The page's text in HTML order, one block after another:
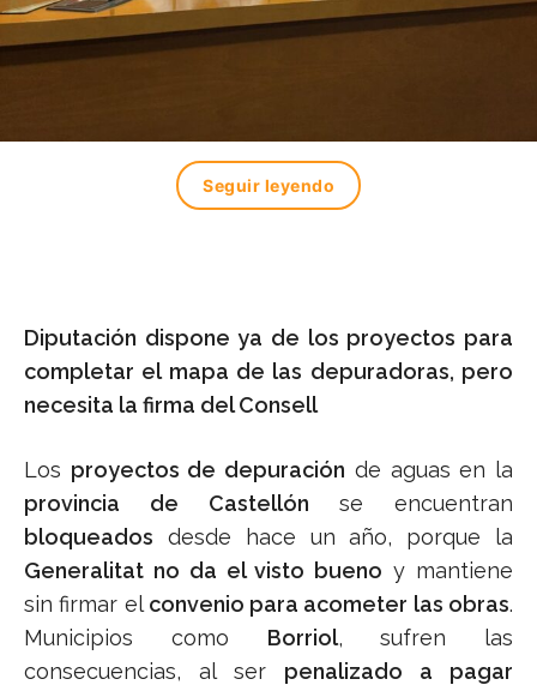
Seguir leyendo
Diputación dispone ya de los proyectos para
completar el mapa de las depuradoras, pero
necesita la firma del Consell
Los proyectos de depuración de aguas en la
provincia de Castellón se encuentran
bloqueados desde hace un año, porque la
Generalitat no da el visto bueno y mantiene
sin firmar el convenio para acometer las obras.
Municipios como Borriol, sufren las
consecuencias, al ser penalizado a pagar